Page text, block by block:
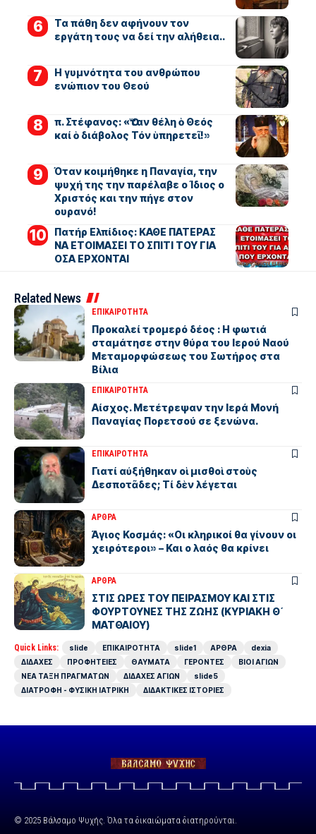
Τα πάθη δεν αφήνουν τον
εργάτη τους να δεί την αλήθεια..
Η γυμνότητα του ανθρώπου
ενώπιον του Θεού
π. Στέφανος: «Ὅταν θέλη ὁ Θεός
καί ὁ διάβολος Τόν ὑπηρετεῖ!»
Όταν κοιμήθηκε η Παναγία, την
ψυχή της την παρέλαβε ο Ίδιος ο
Χριστός και την πήγε στον
ουρανό!
Πατήρ Ελπίδιος: ΚΑΘΕ ΠΑΤΕΡΑΣ
ΝΑ ΕΤΟΙΜΑΣΕΙ ΤΟ ΣΠΙΤΙ ΤΟΥ ΓΙΑ
ΟΣΑ ΕΡΧΟΝΤΑΙ
Related News
ΕΠΙΚΑΙΡΟΤΗΤΑ
Προκαλεί τρομερό δέος : Η φωτιά
σταμάτησε στην θύρα του Ιερού Ναού
Μεταμορφώσεως του Σωτήρος στα
Βίλια
ΕΠΙΚΑΙΡΟΤΗΤΑ
Αίσχος. Μετέτρεψαν την Ιερά Μονή
Παναγίας Πορετσού σε ξενώνα.
ΕΠΙΚΑΙΡΟΤΗΤΑ
Γιατί αὐξήθηκαν οἱ μισθοὶ στοὺς
Δεσποτᾶδες; Τί δὲν λέγεται
ΑΡΘΡΑ
Άγιος Κοσμάς: «Οι κληρικοί θα γίνουν οι
χειρότεροι» – Και ο λαός θα κρίνει
ΑΡΘΡΑ
ΣΤΙΣ ΩΡΕΣ ΤΟΥ ΠΕΙΡΑΣΜΟΥ ΚΑΙ ΣΤΙΣ
ΦΟΥΡΤΟΥΝΕΣ ΤΗΣ ΖΩΗΣ (ΚΥΡΙΑΚΗ Θ΄
ΜΑΤΘΑΙΟΥ)
Quick Links: slide ΕΠΙΚΑΙΡΟΤΗΤΑ slide1 ΑΡΘΡΑ
dexia
ΔΙΔΑΧΕΣ
ΠΡΟΦΗΤΕΙΕΣ ΘΑΥΜΑΤΑ ΓΕΡΟΝΤΕΣ
ΒΙΟΙ ΑΓΙΩΝ
ΝΕΑ ΤΑΞΗ ΠΡΑΓΜΑΤΩΝ
ΔΙΔΑΧΕΣ ΑΓΙΩΝ
slide5
ΔΙΑΤΡΟΦΗ - ΦΥΣΙΚΗ ΙΑΤΡΙΚΗ
ΔΙΔΑΚΤΙΚΕΣ ΙΣΤΟΡΙΕΣ
© 2025 Βάλσαμο Ψυχής. Όλα τα δικαιώματα διατηρούνται.